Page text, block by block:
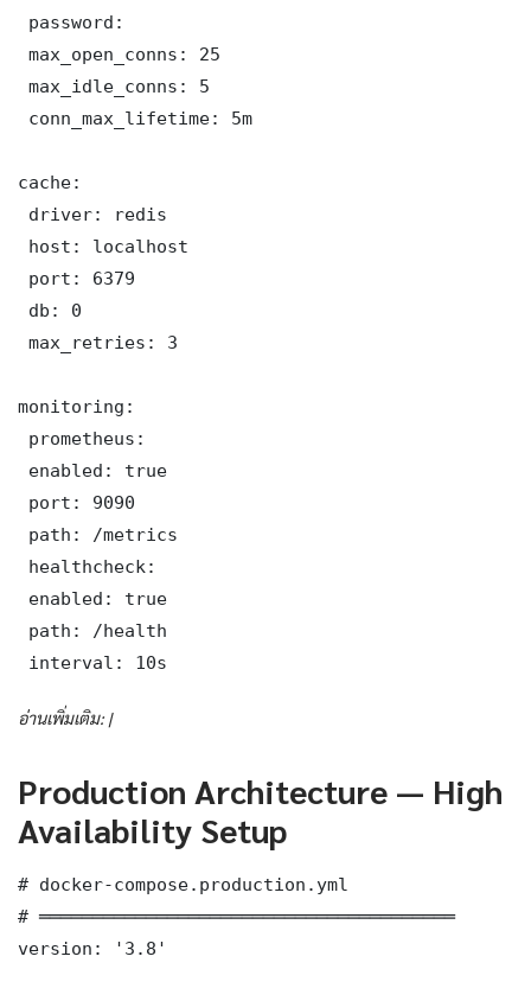
password:
max_open_conns: 25
max_idle_conns: 5
conn_max_lifetime: 5m
cache:
driver: redis
host: localhost
port: 6379
db: 0
max_retries: 3
monitoring:
prometheus:
enabled: true
port: 9090
path: /metrics
healthcheck:
enabled: true
path: /health
interval: 10s
อ่านเพิ่มเติม: |
Production Architecture — High
Availability Setup
# docker-compose.production.yml
# ═══════════════════════════════════════
version: '3.8'